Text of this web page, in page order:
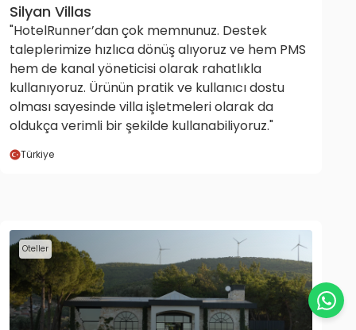
Silyan Villas
"HotelRunner’dan çok memnunuz. Destek
taleplerimize hızlıca dönüş alıyoruz ve hem PMS
hem de kanal yöneticisi olarak rahatlıkla
kullanıyoruz. Ürünün pratik ve kullanıcı dostu
olması sayesinde villa işletmeleri olarak da
oldukça verimli bir şekilde kullanabiliyoruz."
Türkiye
Oteller